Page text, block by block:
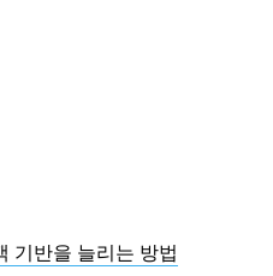
기반을 늘리는 방법